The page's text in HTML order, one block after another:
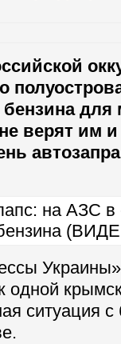
верят им и
ситуация